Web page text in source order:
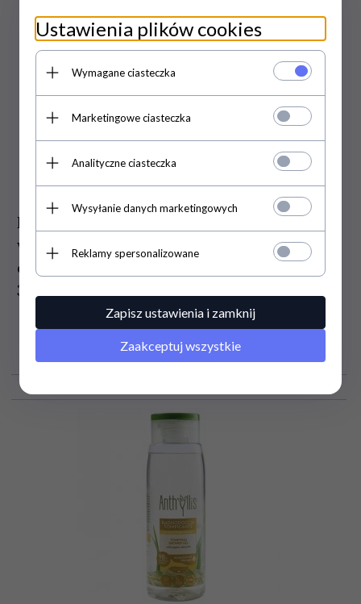
Bio Szampon do częstego mycia
włosów, z roślinną keratyną i
ekstraktem z lnu, Anthyllis, Pierpaoli,
300 ml
29,99 PLN
Ustawienia plików cookies
Wymagane ciasteczka
Marketingowe ciasteczka
Analityczne ciasteczka
Wysyłanie danych marketingowych
Reklamy spersonalizowane
Zapisz ustawienia i zamknij
Zaakceptuj wszystkie